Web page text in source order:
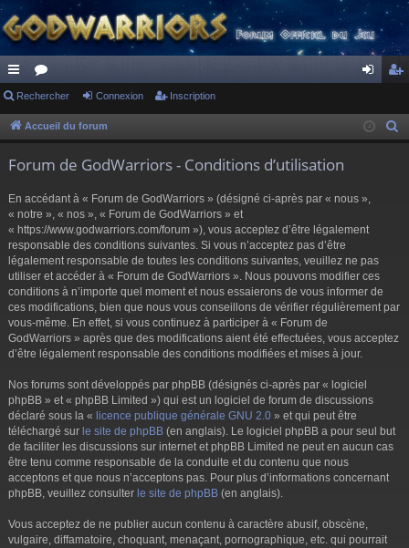
ac
co
s
or
u ne cri
Rechercher Connexion Inscription
Accueil du forum
Forum de GodWarriors - Conditions d’utilisation
En accédant à « Forum de GodWarriors » (désigné ci-après par « nous »,
« notre », « nos », « Forum de GodWarriors » et
« https://www.godwarriors.com/forum »), vous acceptez d’être légalement
responsable des conditions suivantes. Si vous n’acceptez pas d’être
légalement responsable de toutes les conditions suivantes, veuillez ne pas
utiliser et accéder à « Forum de GodWarriors ». Nous pouvons modifier ces
conditions à n’importe quel moment et nous essaierons de vous informer de
ces modifications, bien que nous vous conseillons de vérifier régulièrement par
vous-même. En effet, si vous continuez à participer à « Forum de
GodWarriors » après que des modifications aient été effectuées, vous acceptez
d’être légalement responsable des conditions modifiées et mises à jour.
Nos forums sont développés par phpBB (désignés ci-après par « logiciel
phpBB » et « phpBB Limited ») qui est un logiciel de forum de discussions
déclaré sous la « licence publique générale GNU 2.0 » et qui peut être
téléchargé sur le site de phpBB (en anglais). Le logiciel phpBB a pour seul but
de faciliter les discussions sur internet et phpBB Limited ne peut en aucun cas
être tenu comme responsable de la conduite et du contenu que nous
acceptons et que nous n’acceptons pas. Pour plus d’informations concernant
phpBB, veuillez consulter le site de phpBB (en anglais).
Vous acceptez de ne publier aucun contenu à caractère abusif, obscène,
vulgaire, diffamatoire, choquant, menaçant, pornographique, etc. qui pourrait